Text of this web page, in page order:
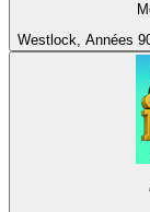
Westlock, Années